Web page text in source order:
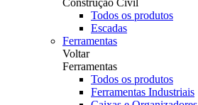
Construção Civil
Todos os produtos
Escadas
Ferramentas
Voltar
Ferramentas
Todos os produtos
Ferramentas Industriais